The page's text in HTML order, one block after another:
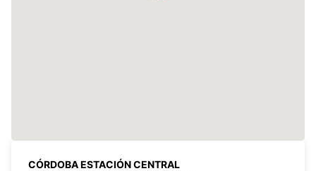
CÓRDOBA ESTACIÓN CENTRAL